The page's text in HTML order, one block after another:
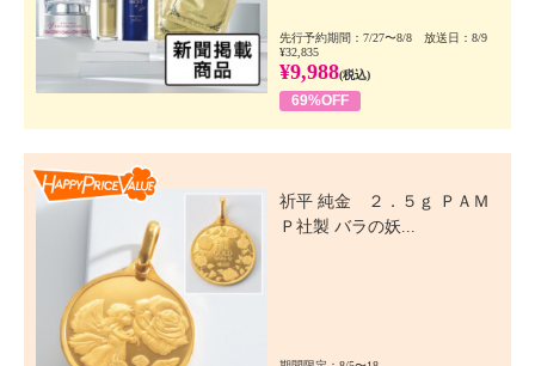
先行予約期間：7/27〜8/8 放送日：8/9
¥32,835
¥9,988(税込)
69%OFF
祈平 純金 ２．５ｇ ＰＡＭ
Ｐ社製 バラの妖...